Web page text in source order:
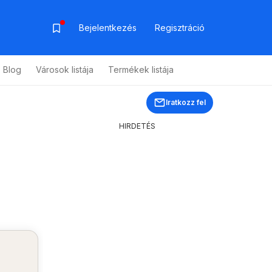
Bejelentkezés Regisztráció
Blog Városok listája Termékek listája
Iratkozz fel
HIRDETÉS